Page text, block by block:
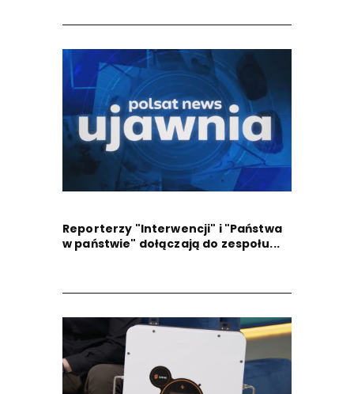
Reporterzy "Interwencji" i "Państwa
w państwie" dołączają do zespołu...